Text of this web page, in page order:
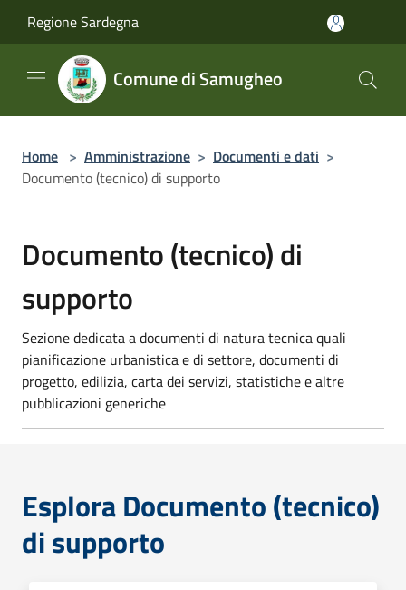
Regione Sardegna
Comune di Samugheo
Home > Amministrazione > Documenti e dati >
Documento (tecnico) di supporto
Documento (tecnico) di
supporto
Sezione dedicata a documenti di natura tecnica quali
pianificazione urbanistica e di settore, documenti di
progetto, edilizia, carta dei servizi, statistiche e altre
pubblicazioni generiche
Esplora Documento (tecnico)
di supporto